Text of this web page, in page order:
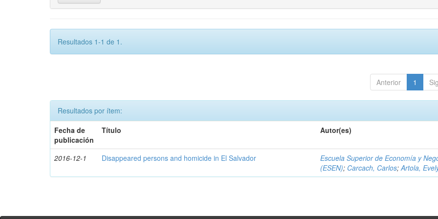
Resultados 1-1 de 1.
Anterior 1
Resultados por ítem:
Fecha de
publicación
Título Autor(es)
2016-12-1 Disappeared persons and homicide in El Salvador
Escuela Superior de Economía y
(ESEN); Carcach, Carlos;Artola,